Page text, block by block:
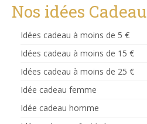
Nos idées Cadeau
Idées cadeau à moins de 5 €
Idées cadeau à moins de 15 €
Idées cadeau à moins de 25 €
Idée cadeau femme
Idée cadeau homme